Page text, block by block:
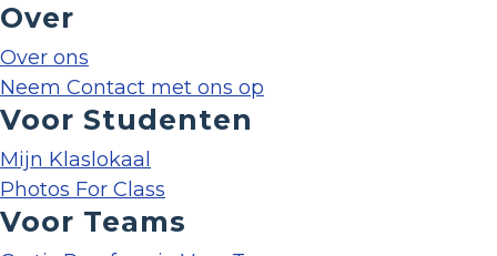
Over
Over ons
Neem Contact met ons op
Voor Studenten
Mijn Klaslokaal
Photos For Class
Voor Teams